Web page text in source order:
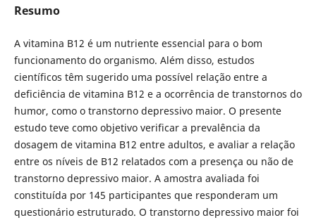
Resumo
A vitamina B12 é um nutriente essencial para o bom
funcionamento do organismo. Além disso, estudos
científicos têm sugerido uma possível relação entre a
deficiência de vitamina B12 e a ocorrência de transtornos do
humor, como o transtorno depressivo maior. O presente
estudo teve como objetivo verificar a prevalência da
dosagem de vitamina B12 entre adultos, e avaliar a relação
entre os níveis de B12 relatados com a presença ou não de
transtorno depressivo maior. A amostra avaliada foi
constituída por 145 participantes que responderam um
questionário estruturado. O transtorno depressivo maior foi